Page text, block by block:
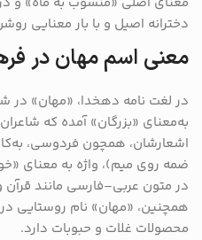
دخترانه اصیل و با بار معنایی
معنی اسم مهان در
در لغت نامه دهخدا، «مهان»
به‌معنای «بزرگان» آمده که
اشعارشان، همچون فردوسی،
ضمه روی میم)، واژه به معنای
در متون عربی–فارسی مانند
همچنین، «مهان» نام روستایی
محصولات غلات و حبوبات دارد.